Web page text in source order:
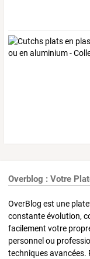
Overblog : Votre
OverBlog est une
constante évolution,
facilement votre
personnel ou
techniques avancées.